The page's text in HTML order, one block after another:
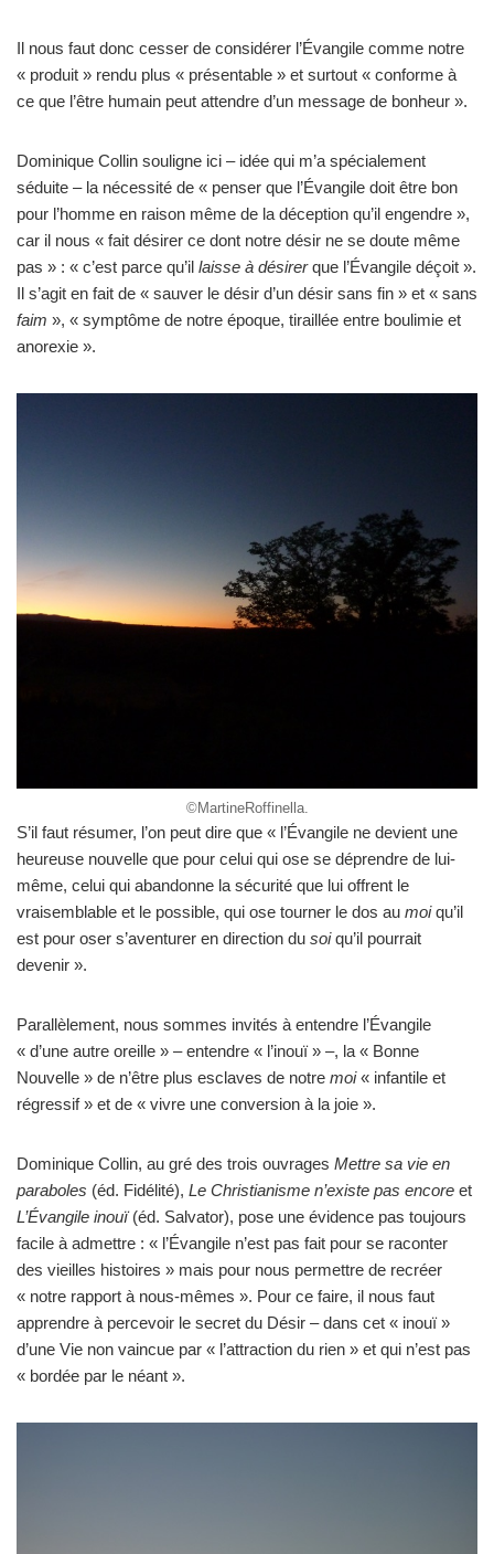
Il nous faut donc cesser de considérer l’Évangile comme notre
« produit » rendu plus « présentable » et surtout « conforme à
ce que l’être humain peut attendre d’un message de bonheur ».
Dominique Collin souligne ici – idée qui m’a spécialement
séduite – la nécessité de « penser que l’Évangile doit être bon
pour l’homme en raison même de la déception qu’il engendre »,
car il nous « fait désirer ce dont notre désir ne se doute même
pas » : « c’est parce qu’il laisse à désirerque l’Évangile déçoit ».
Il s’agit en fait de « sauver le désir d’un désir sans fin » et « sans
faim », « symptôme de notre époque, tiraillée entre boulimie et
anorexie ».
©MartineRoffinella.
S’il faut résumer, l’on peut dire que « l’Évangile ne devient une
heureuse nouvelle que pour celui qui ose se déprendre de lui-
même, celui qui abandonne la sécurité que lui offrent le
vraisemblable et le possible, qui ose tourner le dos au moiqu’il
est pour oser s’aventurer en direction du soiqu’il pourrait
devenir ».
Parallèlement, nous sommes invités à entendre l’Évangile
« d’une autre oreille » – entendre « l’inouï » –, la « Bonne
Nouvelle » de n’être plus esclaves de notre moi« infantile et
régressif » et de « vivre une conversion à la joie ».
Dominique Collin, au gré des trois ouvrages Mettre sa vie en
paraboles (éd. Fidélité), Le Christianisme n’existe pas encore et
L’Évangile inouï(éd. Salvator), pose une évidence pas toujours
facile à admettre : « l’Évangile n’est pas fait pour se raconter
des vieilles histoires » mais pour nous permettre de recréer
« notre rapport à nous-mêmes ». Pour ce faire, il nous faut
apprendre à percevoir le secret du Désir – dans cet « inouï »
d’une Vie non vaincue par « l’attraction du rien » et qui n’est pas
« bordée par le néant ».